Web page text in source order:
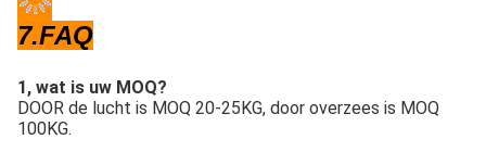
1, wat is uw MOQ?
DOOR de lucht is MOQ 20-25KG, door overzees is MOQ
100KG.
2, wat zijn uw levertijd?
Voor voorraadgoederen, kunnen wij levering binnen 3 het
werkdagen schikken, anders is de levertijd rond 7-14 het